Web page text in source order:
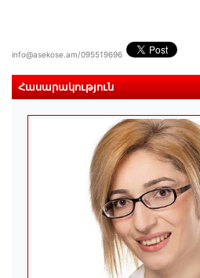
info@asekose.am/095519696
Հասարակություն